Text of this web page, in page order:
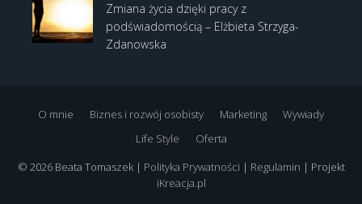
Zmiana życia dzięki pracy z
podświadomością – Elżbieta Strzyga-
Zdanowska
O mnie Biznes i rozwój osobisty Marketing
Wywiady
Life Style
Oferta
© 2026 Beata Tomaszek | Polityka Prywatności | Regulamin | Projekt
iKreacja.pl